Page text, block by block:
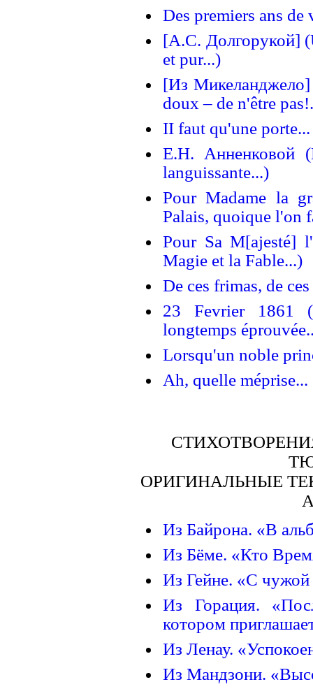
Des premiers ans de
[A.C. Долгорукой]
et pur...)
[Из
doux – de n'être
II faut qu'une porte...
E.H.
languissante...)
Pour Madame la
Palais, quoique l'on
Pour Sa M[ajesté]
Magie et la Fable...)
De ces frimas, de
23 Fevrier 1861
longtemps
Lorsqu'un noble
Ah, quelle méprise...
ОРИГИНАЛЬНЫЕ
Из Байрона. «В
Из Бёме. «Кто
Из Гейне. «С
Из Горация.
котором
Из Ленау.
Из Мандзони.